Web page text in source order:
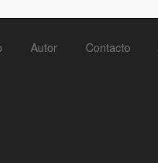
Autor Contacto